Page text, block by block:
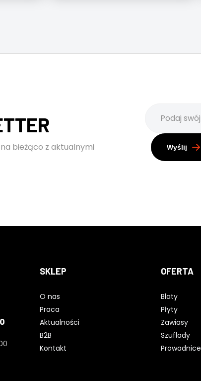
bieżąco z aktualnymi
Wyślij
SKLEP
O nas
Praca
Aktualności
B2B
Kontakt
OFERTA
Blaty
Płyty
Zawiasy
Szuflady
Prowadnice